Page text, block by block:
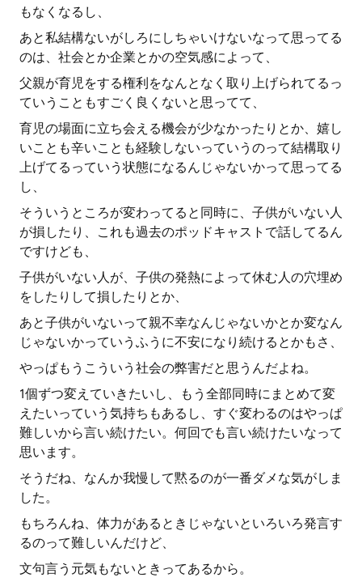
もなくなるし、
あと私結構ないがしろにしちゃいけないなって思ってる
のは、社会とか企業とかの空気感によって、
父親が育児をする権利をなんとなく取り上げられてるっ
ていうこともすごく良くないと思ってて、
育児の場面に立ち会える機会が少なかったりとか、嬉し
いことも辛いことも経験しないっていうのって結構取り
上げてるっていう状態になるんじゃないかって思ってる
し、
そういうところが変わってると同時に、子供がいない人
が損したり、これも過去のポッドキャストで話してるん
ですけども、
子供がいない人が、子供の発熱によって休む人の穴埋め
をしたりして損したりとか、
あと子供がいないって親不幸なんじゃないかとか変なん
じゃないかっていうふうに不安になり続けるとかもさ、
やっぱもうこういう社会の弊害だと思うんだよね。
1個ずつ変えていきたいし、もう全部同時にまとめて変
えたいっていう気持ちもあるし、すぐ変わるのはやっぱ
難しいから言い続けたい。何回でも言い続けたいなって
思います。
そうだね、なんか我慢して黙るのが一番ダメな気がしま
した。
もちろんね、体力があるときじゃないといろいろ発言す
るのって難しいんだけど、
文句言う元気もないときってあるから。